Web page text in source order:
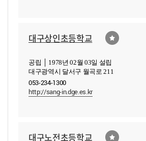
대구상인초등학교
공립 │ 1978년 02월 03일 설립
대구광역시 달서구 월곡로 211
053-234-1300
http://sang-in.dge.es.kr
대구노전초등학교